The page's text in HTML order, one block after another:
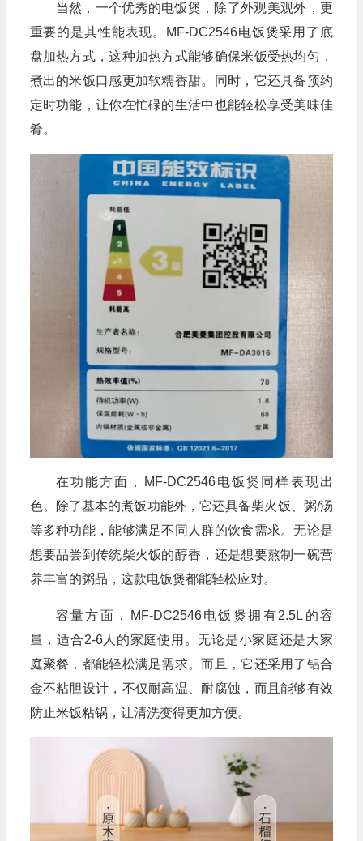
当然，一个优秀的电饭煲，除了外观美观外，更
重要的是其性能表现。MF-DC2546电饭煲采用了底
盘加热方式，这种加热方式能够确保米饭受热均匀，
煮出的米饭口感更加软糯香甜。同时，它还具备预约
定时功能，让你在忙碌的生活中也能轻松享受美味佳
肴。
在功能方面，MF-DC2546电饭煲同样表现出
色。除了基本的煮饭功能外，它还具备柴火饭、粥/汤
等多种功能，能够满足不同人群的饮食需求。无论是
想要品尝到传统柴火饭的醇香，还是想要熬制一碗营
养丰富的粥品，这款电饭煲都能轻松应对。
容量方面，MF-DC2546电饭煲拥有2.5L的容
量，适合2-6人的家庭使用。无论是小家庭还是大家
庭聚餐，都能轻松满足需求。而且，它还采用了铝合
金不粘胆设计，不仅耐高温、耐腐蚀，而且能够有效
防止米饭粘锅，让清洗变得更加方便。